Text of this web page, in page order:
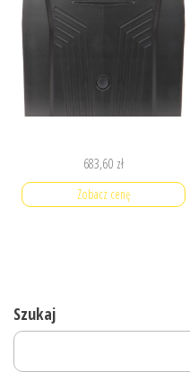
683,60 zł
Zobacz cenę
Szukaj